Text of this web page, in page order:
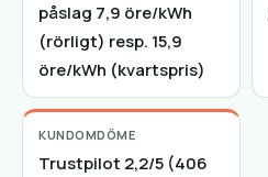
påslag 7,9 öre/kWh
(rörligt) resp. 15,9
öre/kWh (kvartspris)
KUNDOMDÖME
Trustpilot 2,2/5 (406